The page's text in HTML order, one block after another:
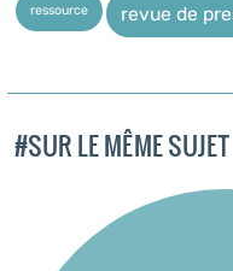
ressource revue de
#SUR LE MÊME SUJET